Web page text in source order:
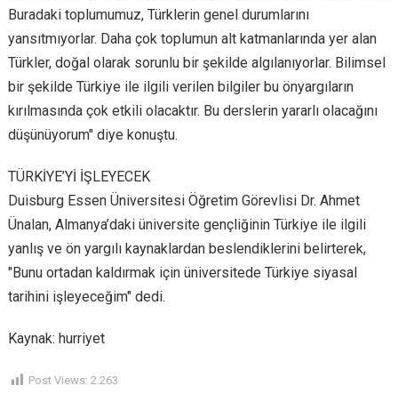
Buradaki toplumumuz, Türklerin genel durumlarını
yansıtmıyorlar. Daha çok toplumun alt katmanlarında yer alan
Türkler, doğal olarak sorunlu bir şekilde algılanıyorlar. Bilimsel
bir şekilde Türkiye ile ilgili verilen bilgiler bu önyargıların
kırılmasında çok etkili olacaktır. Bu derslerin yararlı olacağını
düşünüyorum" diye konuştu.
TÜRKİYE’Yİ İŞLEYECEK
Duisburg Essen Üniversitesi Öğretim Görevlisi Dr. Ahmet
Ünalan, Almanya’daki üniversite gençliğinin Türkiye ile ilgili
yanlış ve ön yargılı kaynaklardan beslendiklerini belirterek,
"Bunu ortadan kaldırmak için üniversitede Türkiye siyasal
tarihini işleyeceğim" dedi.
Kaynak: hurriyet
Post Views: 2.263